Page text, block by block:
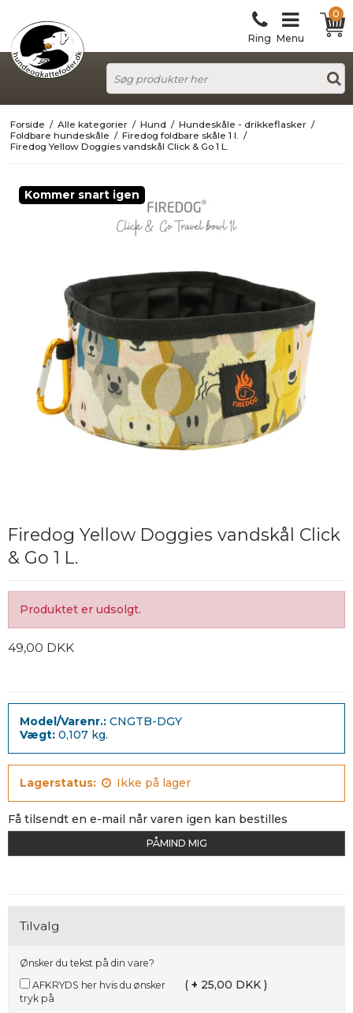
Ring Menu
0
Forside / Alle kategorier / Hund / Hundeskåle - drikkeflasker /
Foldbare hundeskåle / Firedog foldbare skåle 1 l.
/
Firedog Yellow Doggies vandskål Click & Go 1 L.
Kommer snart igen
Firedog Yellow Doggies vandskål Click
& Go 1 L.
Produktet er udsolgt.
49,00 DKK
Model/Varenr.: CNGTB-DGY
Vægt: 0,107 kg.
Lagerstatus: Ikke på lager
Få tilsendt en e-mail når varen igen kan bestilles
PÅMIND MIG
Tilvalg
Ønsker du tekst på din vare?
tryk på
( + 25,00 DKK )